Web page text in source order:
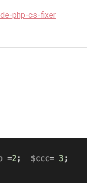
php-cs-fixer